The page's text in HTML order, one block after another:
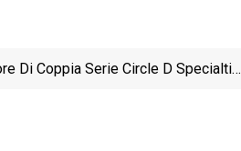
Di Coppia Serie Circle D Specialties